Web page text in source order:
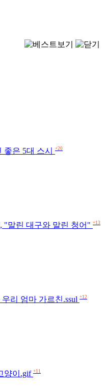
은 5대 스시 +20
"말린 대구와 말린 청어" +13
리 엄마 가르친.ssul +12
양이.gif +11